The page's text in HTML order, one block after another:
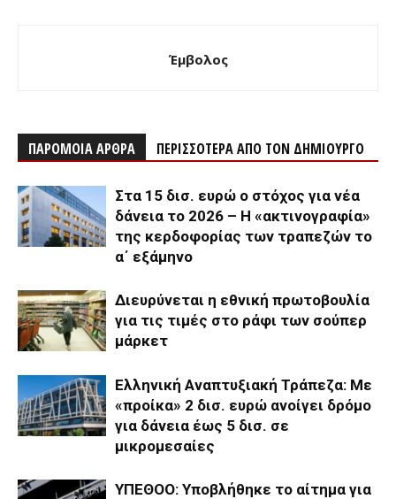
Έμβολος
ΠΑΡΟΜΟΙΑ ΑΡΘΡΑ ΠΕΡΙΣΣΟΤΕΡΑ ΑΠΟ ΤΟΝ ΔΗΜΙΟΥΡΓΟ
Στα 15 δισ. ευρώ ο στόχος για νέα
δάνεια το 2026 – Η «ακτινογραφία»
της κερδοφορίας των τραπεζών το
α΄ εξάμηνο
Διευρύνεται η εθνική πρωτοβουλία
για τις τιμές στο ράφι των σούπερ
μάρκετ
Ελληνική Αναπτυξιακή Τράπεζα: Με
«προίκα» 2 δισ. ευρώ ανοίγει δρόμο
για δάνεια έως 5 δισ. σε
μικρομεσαίες
ΥΠΕΘΟΟ: Υποβλήθηκε το αίτημα για